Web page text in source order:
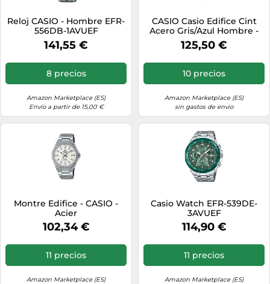
Reloj CASIO - Hombre EFR-
556DB-1AVUEF
141,55 €
8 precios
Amazon Marketplace (ES)
Envío a partir de 15,00 €
CASIO Casio Edifice Cint
Acero Gris/Azul Hombre -
CA.EFR539D1A2VUEF
125,50 €
10 precios
Amazon Marketplace (ES)
sin gastos de envío
Montre Edifice - CASIO -
Acier
102,34 €
11 precios
Amazon Marketplace (ES)
Casio Watch EFR-539DE-
3AVUEF
114,90 €
11 precios
Amazon Marketplace (ES)